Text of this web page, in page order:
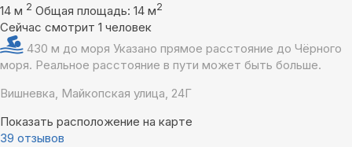
14 м 2 Общая площадь: 14 м2
Сейчас смотрит 1 человек
430 м до моря Указано прямое расстояние до Чёрного
моря. Реальное расстояние в пути может быть больше.
Вишневка, Майкопская улица, 24Г
Показать расположение на карте
39 отзывов